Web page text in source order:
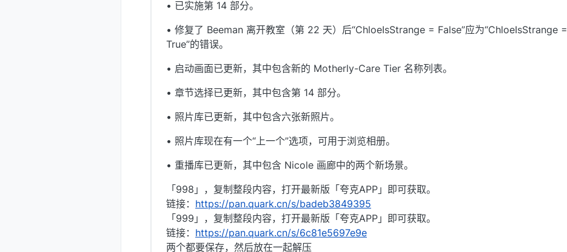
• 已实施第 14 部分。
• 修复了 Beeman 离开教室（第 22 天）后“ChloeIsStrange = False”应为“ChloeIsStrange =
True”的错误。
• 启动画面已更新，其中包含新的 Motherly-Care Tier 名称列表。
• 章节选择已更新，其中包含第 14 部分。
• 照片库已更新，其中包含六张新照片。
• 照片库现在有一个“上一个”选项，可用于浏览相册。
• 重播库已更新，其中包含 Nicole 画廊中的两个新场景。
「998」，复制整段内容，打开最新版「夸克APP」即可获取。
链接： https://pan.quark.cn/s/badeb3849395
「999」，复制整段内容，打开最新版「夸克APP」即可获取。
链接： https://pan.quark.cn/s/6c81e5697e9e
两个都要保存，然后放在一起解压